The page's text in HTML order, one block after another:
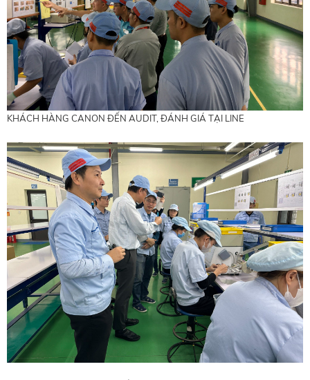
KHÁCH HÀNG CANON ĐẾN AUDIT, ĐÁNH GIÁ TẠI LINE